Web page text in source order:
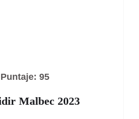
Puntaje: 95
Malbec 2023